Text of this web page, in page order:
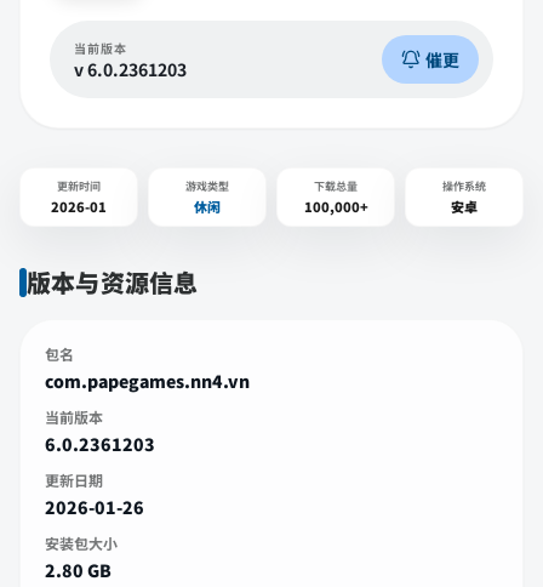
当前版本
v6.0.2361203 催更
更新时间
2026-01
游戏类型
休闲
下载总量
100,000+
操作系统
安卓
版本与资源信息
包名
com.papegames.nn4.vn
当前版本
6.0.2361203
更新日期
2026-01-26
安装包大小
2.80 GB